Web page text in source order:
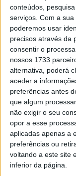
conteúdos,
serviços. Com a
poderemos usar
precisos através da
consentir o
nossos 1733
alternativa, poderá
aceder a
preferências antes
que algum
não exigir o seu
opor a esse
aplicadas apenas a
preferências ou
voltando a este site
inferior da página.
pré-época do
apronto frente ao
Esta e outras
FM ou em
TAGS Académico de